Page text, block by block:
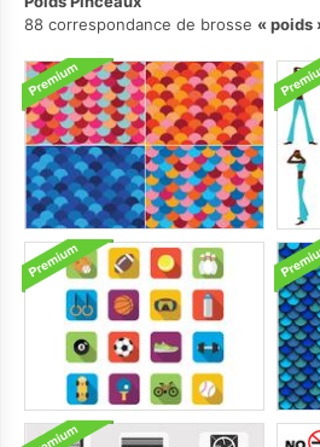
88 correspondance de brosse
poids